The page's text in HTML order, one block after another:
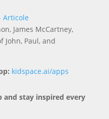
James McCartney,
Paul, and
kidspace.ai/apps
and stay inspired every